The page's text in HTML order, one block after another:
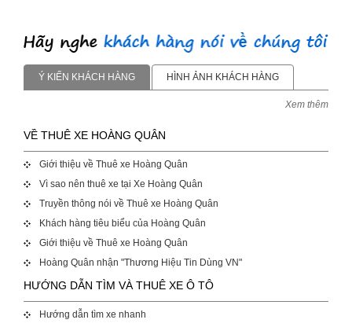
Ý KIẾN KHÁCH HÀNG HÌNH ẢNH KHÁCH HÀNG
Xem thêm
VỀ THUÊ XE HOÀNG QUÂN
Giới thiệu về Thuê xe Hoàng Quân
Vì sao nên thuê xe tại Xe Hoàng Quân
Truyền thông nói về Thuê xe Hoàng Quân
Khách hàng tiêu biểu của Hoàng Quân
Giới thiệu về Thuê xe Hoàng Quân
Hoàng Quân nhận "Thương Hiệu Tin Dùng VN"
HƯỚNG DẪN TÌM VÀ THUÊ XE Ô TÔ
Hướng dẫn tìm xe nhanh